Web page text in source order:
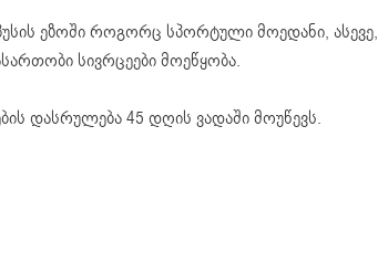
ეზოში როგორც სპორტული მოედანი, ასევე,
სივრცეები მოეწყობა.
დასრულება 45 დღის ვადაში მოუწევს.